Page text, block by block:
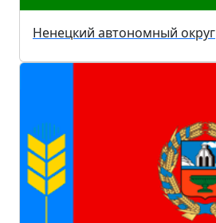
Ненецкий автономный округ